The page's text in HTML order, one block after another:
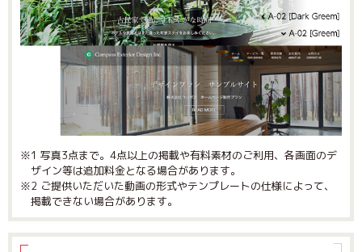
※1 写真3点まで。4点以上の掲載や有料素材のご利用、各画面のデ
ザイン等は追加料金となる場合があります。
※2 ご提供いただいた動画の形式やテンプレートの仕様によって、
掲載できない場合があります。